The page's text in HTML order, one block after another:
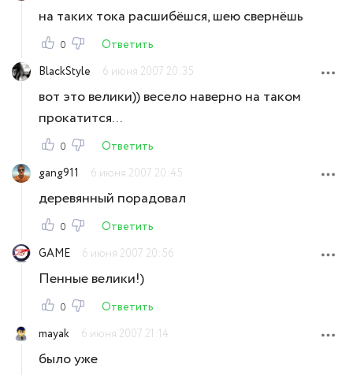
на таких тока расшибёшся, шею свернёшь
0
Ответить
BlackStyle
6 июня 2007 20:35
вот это велики)) весело наверно на таком
прокатится...
0
Ответить
gang911
6 июня 2007 20:45
деревянный порадовал
0
Ответить
GAME
6 июня 2007 20:56
Пенные велики!)
0
Ответить
mayak
6 июня 2007 21:14
было уже